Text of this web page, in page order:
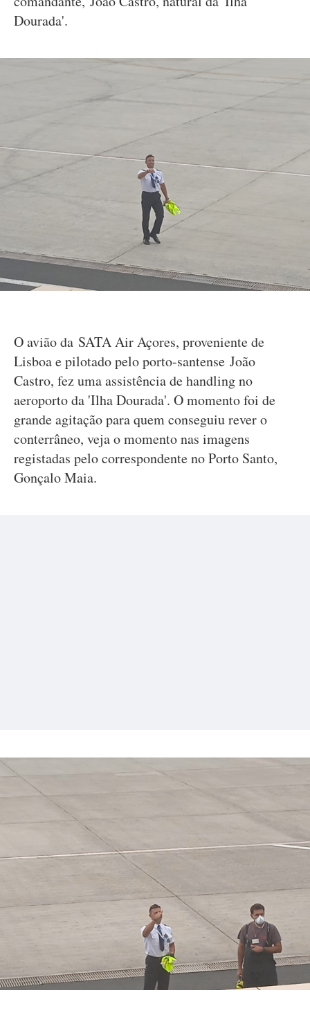
Dourada'.
O avião da SATA Air Açores, proveniente de
Lisboa e pilotado pelo porto-santense João
Castro, fez uma assistência de handling no
aeroporto da 'Ilha Dourada'. O momento foi de
grande agitação para quem conseguiu rever o
conterrâneo, veja o momento nas imagens
registadas pelo correspondente no Porto Santo,
Gonçalo Maia.